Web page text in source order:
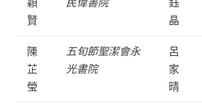
賢
晶
陳
芷
瑩
五旬節聖潔會永
光書院
呂
家
晴